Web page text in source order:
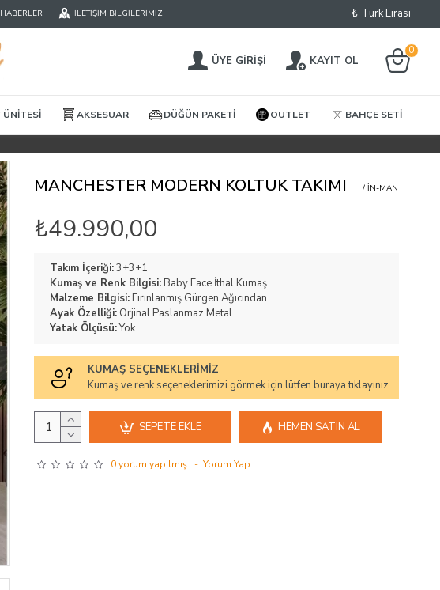
İLETIŞIM BILGILERIMIZ ₺ Türk Lirası
ÜYE GIRIŞI KAYIT OL
0
ÜNITESI AKSESUAR DÜĞÜN PAKETI OUTLET BAHÇE SETI
MANCHESTER MODERN KOLTUK TAKIMI / IN-MAN
KUMAŞ SEÇENEKLERIMIZ
Kumaş ve renk seçeneklerimizi görmek için lütfen buraya tıklayınız
Takım İçeriği:3+3+1
Kumaş ve Renk Bilgisi: Baby Face İthal Kumaş
Malzeme Bilgisi: Fırınlanmış Gürgen Ağıcından
Ayak Özelliği: Orjinal Paslanmaz Metal
Yatak Ölçüsü:Yok
0 yorum yapılmış. - Yorum Yap
₺49.990,00
SEPETE EKLE HEMEN SATIN AL